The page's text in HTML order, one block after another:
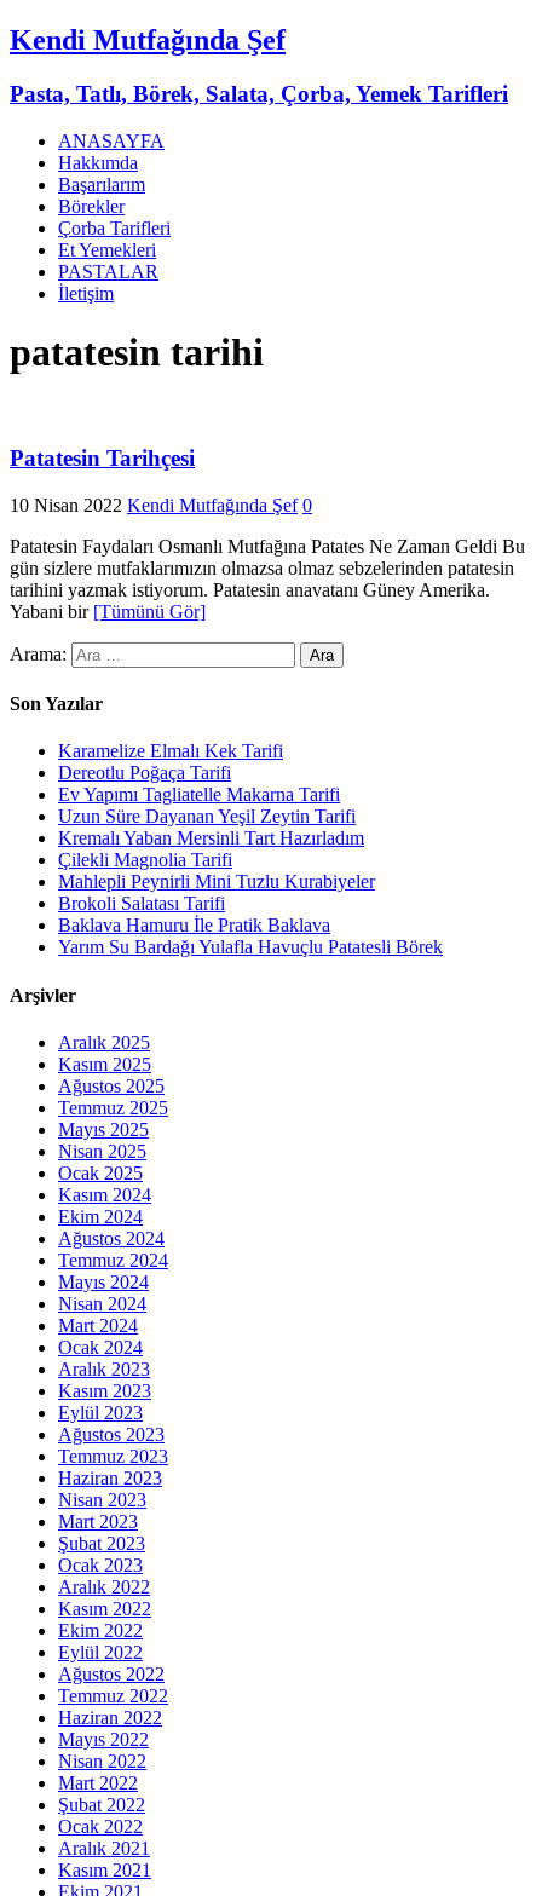
Kendi Mutfağında Şef
Pasta, Tatlı, Börek, Salata, Çorba, Yemek Tarifleri
ANASAYFA
Hakkımda
Başarılarım
Börekler
Çorba Tarifleri
Et Yemekleri
PASTALAR
İletişim
patatesin tarihi
Patatesin Tarihçesi
10 Nisan 2022 Kendi Mutfağında Şef 0
Patatesin Faydaları Osmanlı Mutfağına Patates Ne Zaman Geldi Bu
gün sizlere mutfaklarımızın olmazsa olmaz sebzelerinden patatesin
tarihini yazmak istiyorum. Patatesin anavatanı Güney Amerika.
Yabani bir [Tümünü Gör]
Arama:
Son Yazılar
Karamelize Elmalı Kek Tarifi
Dereotlu Poğaça Tarifi
Ev Yapımı Tagliatelle Makarna Tarifi
Uzun Süre Dayanan Yeşil Zeytin Tarifi
Kremalı Yaban Mersinli Tart Hazırladım
Çilekli Magnolia Tarifi
Mahlepli Peynirli Mini Tuzlu Kurabiyeler
Brokoli Salatası Tarifi
Baklava Hamuru İle Pratik Baklava
Yarım Su Bardağı Yulafla Havuçlu Patatesli Börek
Arşivler
Aralık 2025
Kasım 2025
Ağustos 2025
Temmuz 2025
Mayıs 2025
Nisan 2025
Ocak 2025
Kasım 2024
Ekim 2024
Ağustos 2024
Temmuz 2024
Mayıs 2024
Nisan 2024
Mart 2024
Ocak 2024
Aralık 2023
Kasım 2023
Eylül 2023
Ağustos 2023
Temmuz 2023
Haziran 2023
Nisan 2023
Mart 2023
Şubat 2023
Ocak 2023
Aralık 2022
Kasım 2022
Ekim 2022
Eylül 2022
Ağustos 2022
Temmuz 2022
Haziran 2022
Mayıs 2022
Nisan 2022
Mart 2022
Şubat 2022
Ocak 2022
Aralık 2021
Kasım 2021
Ekim 2021